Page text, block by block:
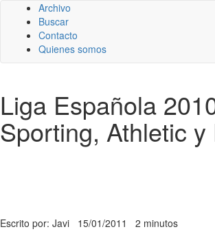
Archivo
Buscar
Contacto
Quienes somos
Liga Española
Sporting, Athletic y
Escrito por: Javi 15/01/2011 2 minutos